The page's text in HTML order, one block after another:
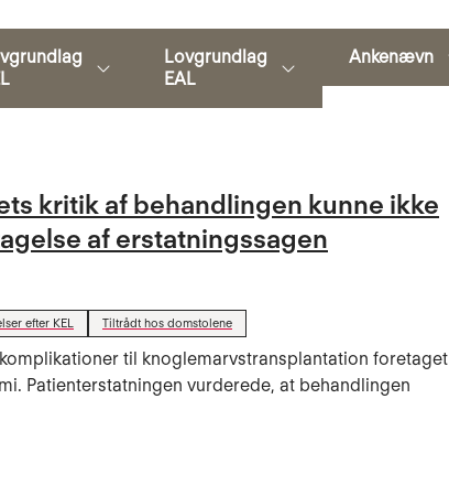
Lovgrundlag
EAL
Ankenævn
kritik af behandlingen kunne ikke
af erstatningssagen
efter KEL Tiltrådt hos domstolene
til knoglemarvstransplantation foretaget
Patienterstatningen vurderede, at behandlingen